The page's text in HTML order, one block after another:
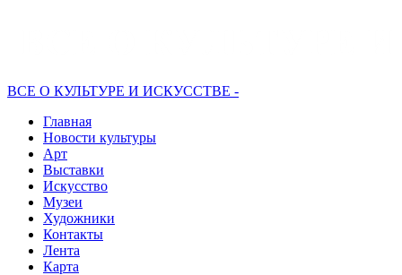
ВСЕ О КУЛЬТУРЕ И ИСКУССТВЕ -
Главная
Новости культуры
Арт
Выставки
Искусство
Музеи
Художники
Контакты
Лента
Карта